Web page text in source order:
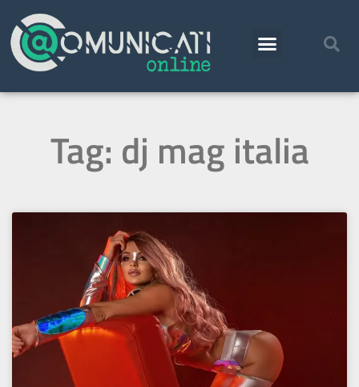
Tag: dj mag italia